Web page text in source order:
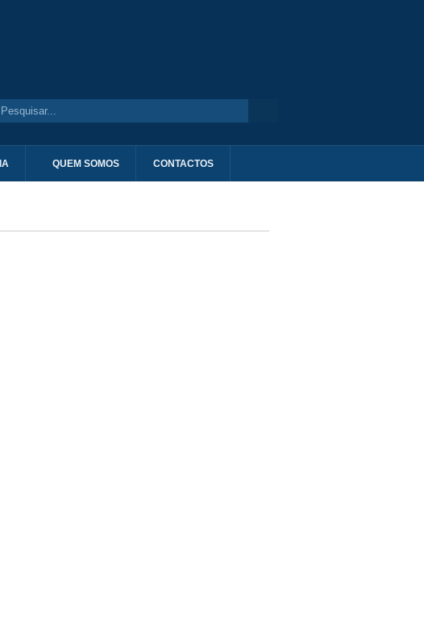
QUEM SOMOS CONTACTOS